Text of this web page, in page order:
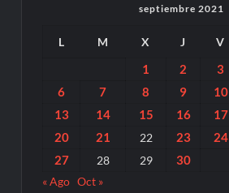
septiembre 2021
L M X J V
1 2 3
6
7 8 9 10
13 14 15 16 17
20
21 22 23 24
27
28 29 30
« Ago Oct »